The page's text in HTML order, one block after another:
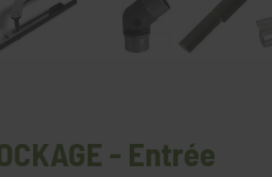
- Entrée